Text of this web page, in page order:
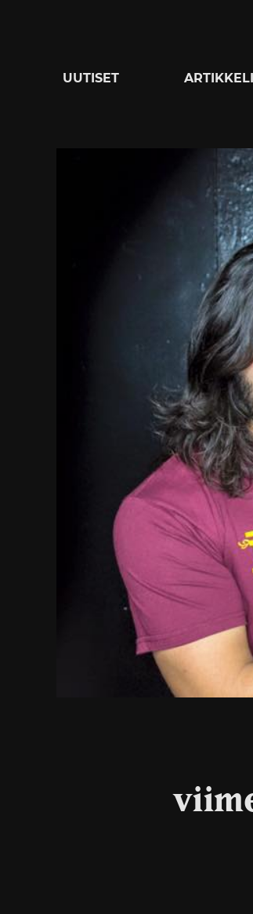
UUTISET